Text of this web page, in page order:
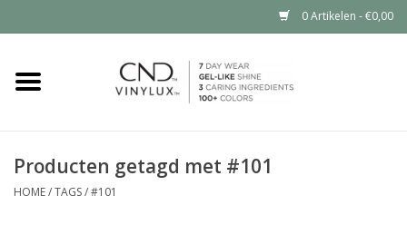
0 Artikelen - €0,00
Home
Nailart voor jou
Producten getagd met #101
HOME/TAGS/#101